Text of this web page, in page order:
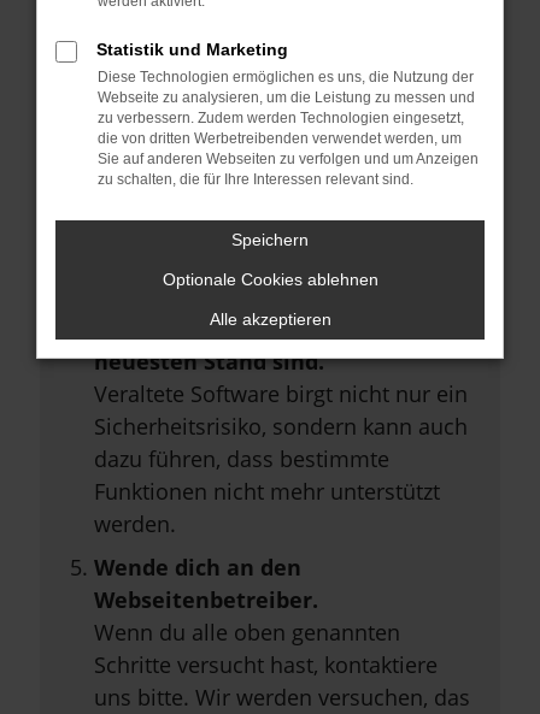
bestimmter Seiten verhindern.
Funktioniert die Seite in einem
anderen Browser oder in einem
privaten Fenster?
Starte dein Gerät neu.
Das kann manchmal helfen,
vorübergehende Probleme zu
Stelle sicher, dass dein Browser
und dein Betriebssystem auf dem
neuesten Stand sind.
Veraltete Software birgt nicht nur ein
Sicherheitsrisiko, sondern kann auch
dazu führen, dass bestimmte
Funktionen nicht mehr unterstützt
werden.
Wende dich an den
Webseitenbetreiber.
Wenn du alle oben genannten
Schritte versucht hast, kontaktiere
uns bitte. Wir werden versuchen, das
Statistik und Marketing
Diese Technologien ermöglichen es uns, die Nutzung der
Webseite zu analysieren, um die Leistung zu messen und
zu verbessern. Zudem werden Technologien eingesetzt,
die von dritten Werbetreibenden verwendet werden, um
Sie auf anderen Webseiten zu verfolgen und um Anzeigen
zu schalten, die für Ihre Interessen relevant sind.
Speichern
Optionale Cookies ablehnen
Alle akzeptieren